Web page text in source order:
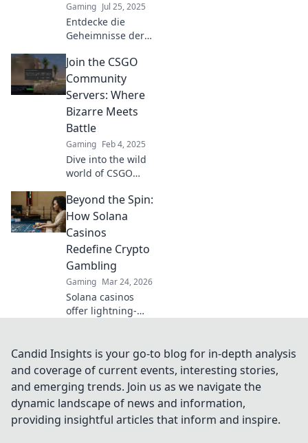
Gaming Jul 25, 2025
Entdecke die
Geheimnisse der
Server und erlebe
Spielspaß neu
definiert! Tauch
ein in aufregende
Matches und
kreative Modi!
Join the CSGO
Community
Servers: Where
Bizarre Meets
Battle
Gaming Feb 4, 2025
Dive into the wild
world of CSGO
servers! Discover
bizarre battles,
unique modes,
and endless fun.
Join the chaos
today!
Beyond the Spin:
How Solana
Casinos
Redefine Crypto
Gambling
Gaming Mar 24, 2026
Solana casinos
offer lightning-
Discover how
they're
revolutionizing the
game. Click to
learn more!
Candid Insights is your go-to blog for in-depth analysis
and coverage of current events, interesting stories,
and emerging trends. Join us as we navigate the
dynamic landscape of news and information,
providing insightful articles that inform and inspire.